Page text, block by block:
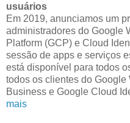
usuários
Em 2019, anunciamos um
administradores do Google
Platform (GCP) e Cloud
sessão de apps e serviços
está disponível para todos
todos os clientes do
Business e Google Cloud
mais